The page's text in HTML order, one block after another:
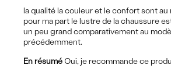
la qualité la couleur et le confort sont au
pour ma part le lustre de la chaussure
un peu grand comparativement au
précédemment.
En résumé Oui, je recommande ce